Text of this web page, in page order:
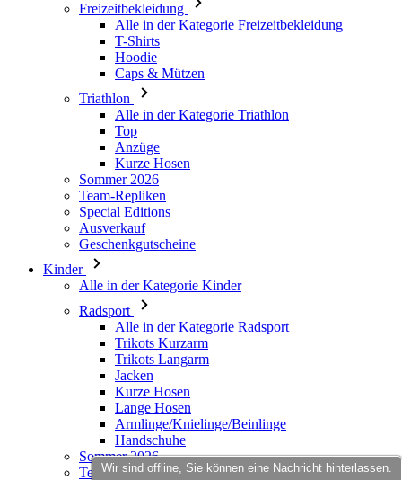
Freizeitbekleidung
Alle in der Kategorie Freizeitbekleidung
T-Shirts
Hoodie
Caps & Mützen
Triathlon
Alle in der Kategorie Triathlon
Top
Anzüge
Kurze Hosen
Sommer 2026
Team-Repliken
Special Editions
Ausverkauf
Geschenkgutscheine
Kinder
Alle in der Kategorie Kinder
Radsport
Alle in der Kategorie Radsport
Trikots Kurzarm
Trikots Langarm
Jacken
Kurze Hosen
Lange Hosen
Armlinge/Knielinge/Beinlinge
Handschuhe
Sommer 2026
Team-Repliken
Wir sind offline, Sie können eine Nachricht hinterlassen.